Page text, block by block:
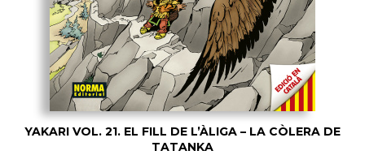
YAKARI VOL. 21. EL FILL DE L’ÀLIGA – LA CÒLERA DE
TATANKA